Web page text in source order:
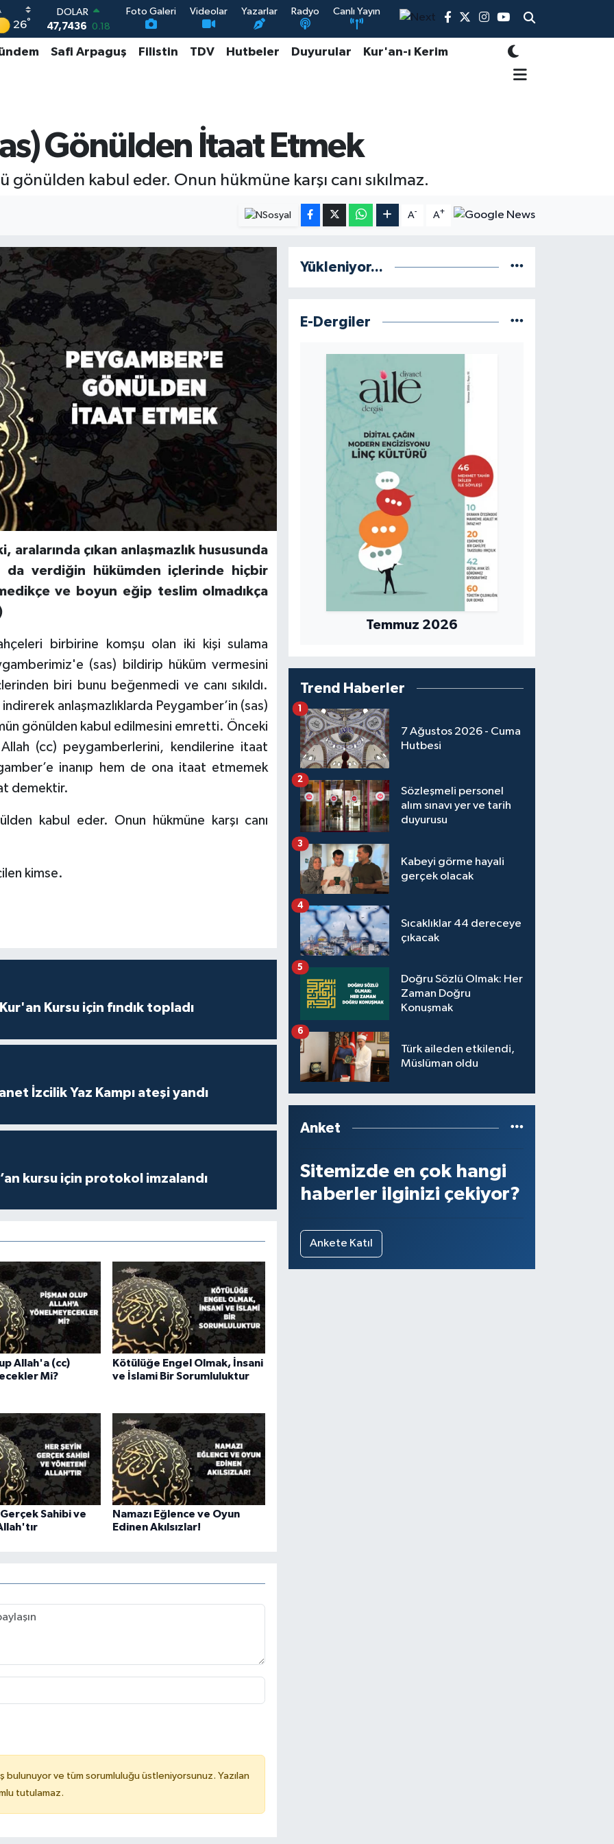
26°
DOLAR
47,7436 0.18
EURO
55,2510 0.32
13.779 -14
Foto Galeri Videolar Yazarlar Radyo Canlı Yayın
Safi Arpaguş Filistin TDV Hutbeler Duyurular Kur'an-ı Kerim
Gönülden İtaat Etmek
kabul eder. Onun hükmüne karşı canı sıkılmaz.
A- A+
aralarında çıkan anlaşmazlık hususunda
da verdiğin hükümden içlerinde hiçbir
ve boyun eğip teslim olmadıkça
birbirine komşu olan iki kişi sulama
(sas) bildirip hüküm vermesini
biri bunu beğenmedi ve canı sıkıldı.
anlaşmazlıklarda Peygamber’in (sas)
gönülden kabul edilmesini emretti. Önceki
(cc) peygamberlerini, kendilerine itaat
inanıp hem de ona itaat etmemek
demektir.
kabul eder. Onun hükmüne karşı canı
kimse.
Kursu için fındık topladı
İzcilik Yaz Kampı ateşi yandı
kursu için protokol imzalandı
Allah'a (cc)
Mi?
Kötülüğe Engel Olmak, İnsani
ve İslami Bir Sorumluluktur
Sahibi ve
Namazı Eğlence ve Oyun
Edinen Akılsızlar!
bulunuyor ve tüm sorumluluğu üstleniyorsunuz. Yazılan
tutulamaz.
Yükleniyor...
E-Dergiler
Temmuz 2026
Trend Haberler
7 Ağustos 2026 - Cuma
Hutbesi
1
Sözleşmeli personel
alım sınavı yer ve tarih
duyurusu
2
Kabeyi görme hayali
gerçek olacak
3
Sıcaklıklar 44 dereceye
çıkacak
4
Doğru Sözlü Olmak: Her
Zaman Doğru
Konuşmak
5
Türk aileden etkilendi,
Müslüman oldu
6
Anket
Sitemizde en çok hangi
haberler ilginizi çekiyor?
Ankete Katıl